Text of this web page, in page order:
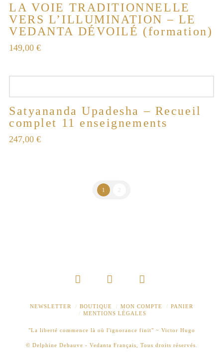
LA VOIE TRADITIONNELLE
VERS L’ILLUMINATION – LE
VEDANTA DÉVOILÉ (formation)
149,00 €
Satyananda Upadesha – Recueil
complet 11 enseignements
247,00 €
1
FacebookYouTubeInstagram
NEWSLETTER BOUTIQUE MON COMPTE
PANIER
MENTIONS LÉGALES
"La liberté commence là où l'ignorance finit" ~ Victor Hugo
© Delphine Debauve - Vedanta Français, Tous droits réservés.